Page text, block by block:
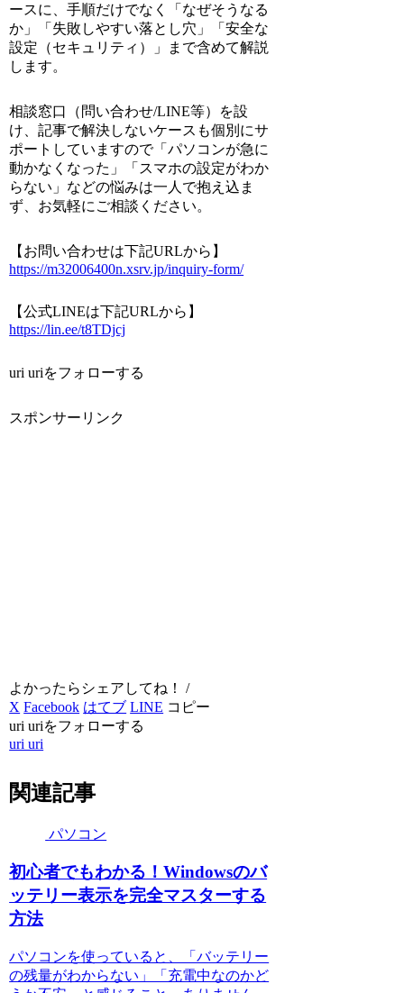
ースに、手順だけでなく「なぜそうなる
か」「失敗しやすい落とし穴」「安全な
設定（セキュリティ）」まで含めて解説
します。
相談窓口（問い合わせ/LINE等）を設
け、記事で解決しないケースも個別にサ
ポートしていますので「パソコンが急に
動かなくなった」「スマホの設定がわか
らない」などの悩みは一人で抱え込ま
ず、お気軽にご相談ください。
【お問い合わせは下記URLから】
https://m32006400n.xsrv.jp/inquiry-form/
【公式LINEは下記URLから】
https://lin.ee/t8TDjcj
uri uriをフォローする
スポンサーリンク
よかったらシェアしてね！ /
X Facebook はてブ LINE コピー
uri uriをフォローする
uri uri
関連記事
パソコン
初心者でもわかる！Windowsのバ
ッテリー表示を完全マスターする
方法
パソコンを使っていると、「バッテリー
の残量がわからない」「充電中なのかど